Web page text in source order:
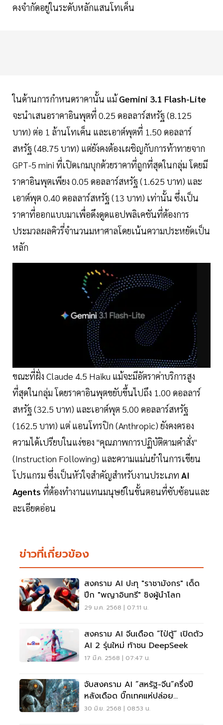
คงจำกัดอยู่ในระดับหลักแสนโทเค็น
ในด้านการกำหนดราคานั้น แม้Gemini 3.1 Flash-Lite
จะนำเสนอราคาอินพุตที่ 0.25 ดอลลาร์สหรัฐ (8.125
บาท) ต่อ 1 ล้านโทเค็น และเอาต์พุตที่ 1.50 ดอลลาร์
สหรัฐ (48.75 บาท) แต่ยังคงต้องเผชิญกับการท้าทายจาก
GPT-5 mini ที่เปิดเกมบุกด้วยราคาที่ถูกที่สุดในกลุ่ม โดยมี
ราคาอินพุตเพียง 0.05 ดอลลาร์สหรัฐ (1.625 บาท) และ
เอาต์พุต 0.40 ดอลลาร์สหรัฐ (13 บาท) เท่านั้น ซึ่งเป็น
ราคาที่ออกแบบมาเพื่อดึงดูดแอปพลิเคชันที่ต้องการ
ประมวลผลคิวรี่จำนวนมหาศาลโดยเน้นความประหยัดเป็น
หลัก
ขณะที่ฝั่ง Claude 4.5 Haiku แม้จะมีอัตราค่าบริการสูง
ที่สุดในกลุ่ม โดยราคาอินพุตขยับขึ้นไปถึง 1.00 ดอลลาร์
สหรัฐ (32.5 บาท) และเอาต์พุต 5.00 ดอลลาร์สหรัฐ
(162.5 บาท) แต่ แอนโทรปิก (Anthropic) ยังคงครอง
ความได้เปรียบในแง่ของ "คุณภาพการปฏิบัติตามคำสั่ง"
(Instruction Following) และความแม่นยำในการเขียน
โปรแกรม ซึ่งเป็นหัวใจสำคัญสำหรับงานประเภท AI
Agents ที่ต้องทำงานแทนมนุษย์ในขั้นตอนที่ซับซ้อนและ
ละเอียดอ่อน
ข่าวที่เกี่ยวข้อง
สงคราม AI ปะทุ "ราชามังกร" เด็ด
ปีก "พญาอินทรี" ชิงผู้นำโลก
29 ม.ค. 2568 | 07:11 น.
สงคราม AI จีนเดือด “ไป่ตู้” เปิดตัว
AI 2 รุ่นใหม่ ท้าชน DeepSeek
17 มี.ค. 2568 | 07:47 น.
จับสงคราม AI “สหรัฐ-จีน”ครึ่งปี
หลังเดือด บิ๊กเทคแห่ปล่อย
นวัตกรรมใหม่ชิงตลาด
30 มิ.ย. 2568 | 08:53 น.